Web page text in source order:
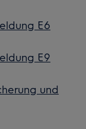
E6
E9
und